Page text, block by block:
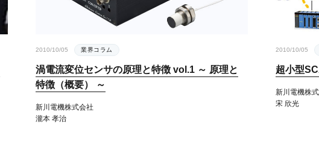
2010/10/05 業界コラム
渦電流変位センサの原理と特徴 vol.1 ～ 原理と
特徴（概要） ～
新川電機株式会社
瀧本 孝治
2010/10/05
超小型
新川電機株
宋 欣光